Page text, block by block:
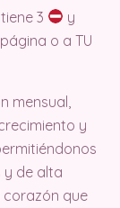
3
y
o a TU
mensual,
y
de alta
corazón que